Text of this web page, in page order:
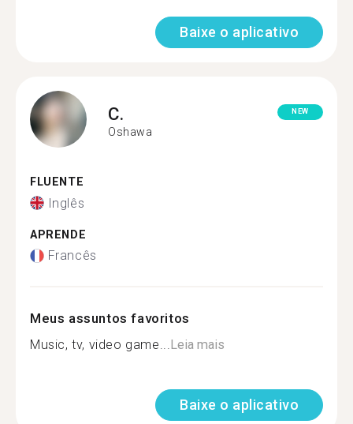
Baixe o aplicativo
C.
Oshawa
NEW
FLUENTE
Inglês
APRENDE
Francês
Meus assuntos favoritos
Music, tv, video game...Leia mais
Baixe o aplicativo